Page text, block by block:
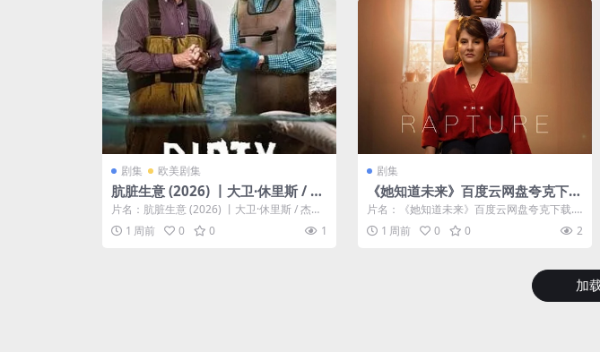
剧集 欧美剧集
肮脏生意 (2026) 丨大卫·休里斯 / 杰
森·沃特金斯主演丨剧情丨英剧丨全3
集
片名：肮脏生意 (2026) 丨大卫·休里斯 / 杰森·
沃特金斯主演丨剧情丨英剧...
1 周前 0 0 1
剧集
《她知道未来》百度云网盘夸克下
载.阿里云盘.中字.(2026)
片名：《她知道未来》百度云网盘夸克下载.
阿里云盘.中字.(2026) 分类：剧集...
1 周前 0 0 2
加